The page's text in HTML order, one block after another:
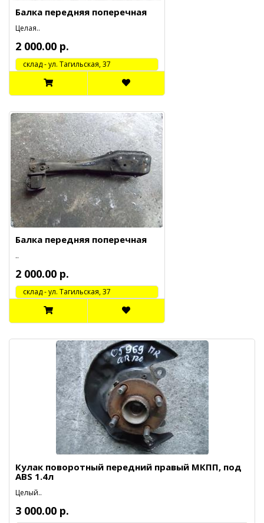
Балка передняя поперечная
Целая..
2 000.00 р.
cклад - ул. Тагильская, 37
Балка передняя поперечная
..
2 000.00 р.
cклад - ул. Тагильская, 37
Кулак поворотный передний правый МКПП, под
ABS 1.4л
Целый..
3 000.00 р.